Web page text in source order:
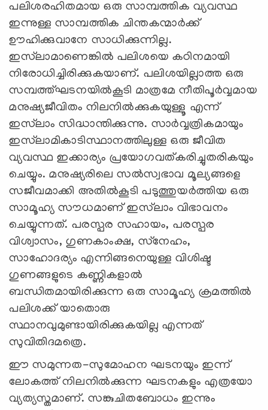
പലിശരഹിതമായ ഒരു സാമ്പത്തിക വ്യവസ്ഥ
ഇന്നുള്ള സാമ്പത്തിക ചിന്തകന്മാര്‍ക്ക്
ഊഹിക്കുവാനേ സാധിക്കുന്നില്ല.
ഇസ്‌ലാമാണെങ്കില്‍ പലിശയെ കഠിനമായി
നിരോധിച്ചിരിക്കുകയാണ്. പലിശയില്ലാത്ത ഒരു
സമ്പത്ത്ഘടനയില്‍കൂടി മാത്രമേ നീതിപൂര്‍വ്വമായ
മനുഷ്യജീവിതം നിലനില്‍ക്കുകയുള്ളൂ എന്ന്
ഇസ്‌ലാം സിദ്ധാന്തിക്കുന്നു. സാര്‍വ്വത്രികമായും
ഇസ്‌ലാമികാടിസ്ഥാനത്തിലുള്ള ഒരു ജീവിത
വ്യവസ്ഥ ഇക്കാര്യം പ്രയോഗവത്കരിച്ചുതരികയും
ചെയ്യും. മനുഷ്യരിലെ സല്‍സ്വഭാവ മൂല്യങ്ങളെ
സജീവമാക്കി അതില്‍കൂടി പടുത്തുയര്‍ത്തിയ ഒരു
സാമൂഹ്യ സൗധമാണ് ഇസ്‌ലാം വിഭാവനം
ചെയ്യുന്നത്. പരസ്പര സഹായം, പരസ്പര
വിശ്വാസം, ഗുണകാംക്ഷ, സ്‌നേഹം,
സാഹോദര്യം എന്നിങ്ങനെയുള്ള വിശിഷ്ട
ഗുണങ്ങളുടെ കണ്ണികളാല്‍
ബന്ധിതമായിരിക്കുന്ന ഒരു സാമൂഹ്യ ക്രമത്തില്‍
പലിശക്ക് യാതൊരു
സ്ഥാനവുമുണ്ടായിരിക്കുകയില്ല എന്നത്
സുവിതിദമത്രെ.
ഈ സമുന്നത-സുമോഹന ഘടനയും ഇന്ന്
ലോകത്ത് നിലനില്‍ക്കുന്ന ഘടനകളും എത്രയോ
വ്യത്യസ്തമാണ്. സങ്കുചിതബോധം ഇന്നും